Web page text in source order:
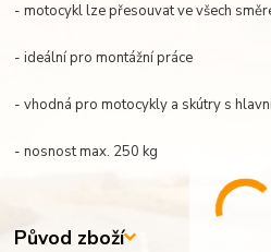
- motocykl lze přesouvat ve všech
- ideální pro montážní práce
- vhodná pro motocykly a skútry s
- nosnost max. 250 kg
Původ zboží